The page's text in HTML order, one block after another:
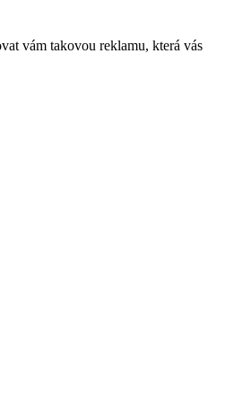
vám takovou reklamu, která vás